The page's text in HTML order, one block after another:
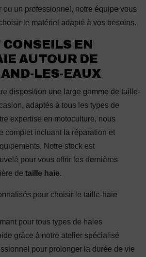
ou un professionnel, notre équipe vous
le matériel adapté à vos besoins.
EN
AUTOUR DE
LES-EAUX
disposition une large gamme de taille-
adaptés à tous les types de
expertise en motoculture, nous
complet incluant la réparation et
Notre stock est
pour vous offrir les dernières
de taille haie.
pour choisir le taille-haie
pour tous types de haies
grâce à notre atelier spécialisé
pour prolonger la durée de vie